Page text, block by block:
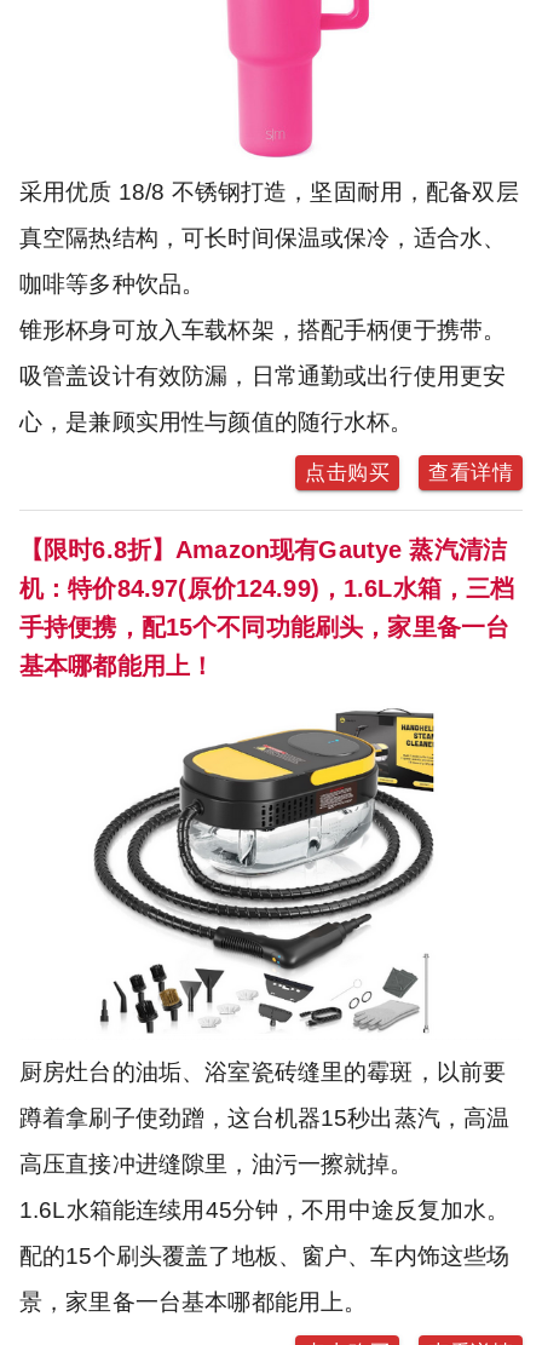
采用优质 18/8 不锈钢打造，坚固耐用，配备双层
真空隔热结构，可长时间保温或保冷，适合水、
咖啡等多种饮品。
锥形杯身可放入车载杯架，搭配手柄便于携带。
吸管盖设计有效防漏，日常通勤或出行使用更安
心，是兼顾实用性与颜值的随行水杯。
点击购买 查看详情
【限时6.8折】Amazon现有Gautye 蒸汽清洁
机：特价84.97(原价124.99)，1.6L水箱，三档
手持便携，配15个不同功能刷头，家里备一台
基本哪都能用上！
厨房灶台的油垢、浴室瓷砖缝里的霉斑，以前要
蹲着拿刷子使劲蹭，这台机器15秒出蒸汽，高温
高压直接冲进缝隙里，油污一擦就掉。
1.6L水箱能连续用45分钟，不用中途反复加水。
配的15个刷头覆盖了地板、窗户、车内饰这些场
景，家里备一台基本哪都能用上。